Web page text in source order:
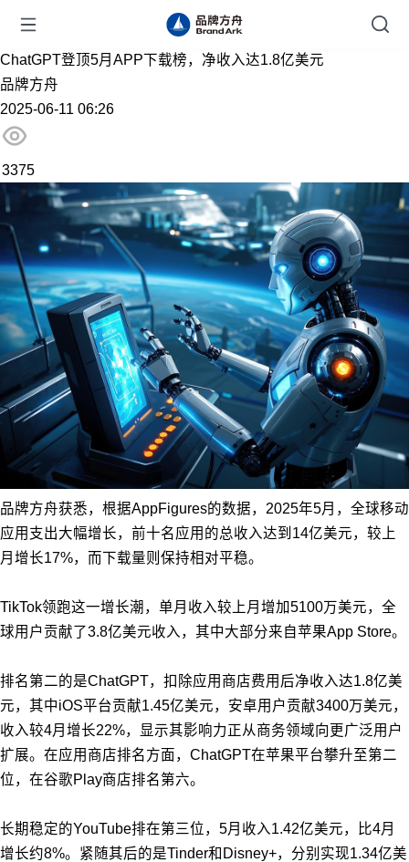
ChatGPT登顶5月APP下载榜，净收入达1.8亿美元
品牌方舟
2025-06-11 06:26
3375
品牌方舟获悉，根据AppFigures的数据，2025年5月，全球移动
应用支出大幅增长，前十名应用的总收入达到14亿美元，较上
月增长17%，而下载量则保持相对平稳。
TikTok领跑这一增长潮，单月收入较上月增加5100万美元，全
球用户贡献了3.8亿美元收入，其中大部分来自苹果App Store。
排名第二的是ChatGPT，扣除应用商店费用后净收入达1.8亿美
元，其中iOS平台贡献1.45亿美元，安卓用户贡献3400万美元，
收入较4月增长22%，显示其影响力正从商务领域向更广泛用户
扩展。在应用商店排名方面，ChatGPT在苹果平台攀升至第二
位，在谷歌Play商店排名第六。
长期稳定的YouTube排在第三位，5月收入1.42亿美元，比4月
增长约8%。紧随其后的是Tinder和Disney+，分别实现1.34亿美